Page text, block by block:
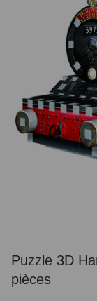
Puzzle 3D
pièces